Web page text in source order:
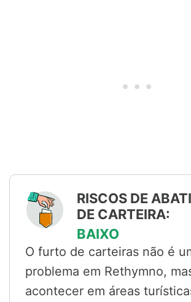
RISCOS DE
DE CARTEIRA:
BAIXO
O furto de carteiras não é
problema em Rethymno,
acontecer em áreas